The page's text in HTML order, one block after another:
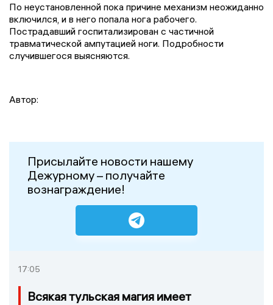
По неустановленной пока причине механизм неожиданно
включился, и в него попала нога рабочего.
Пострадавший госпитализирован с частичной
травматической ампутацией ноги. Подробности
случившегося выясняются.
Автор:
Присылайте новости нашему
Дежурному – получайте
вознаграждение!
17:05
Всякая тульская магия имеет